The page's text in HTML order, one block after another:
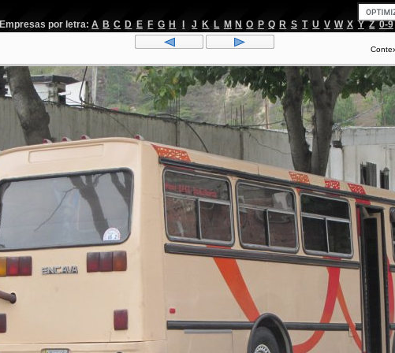
Empresas por letra: A B C D E F G H J K L M N O P Q R S T U V W X Y Z 0-9